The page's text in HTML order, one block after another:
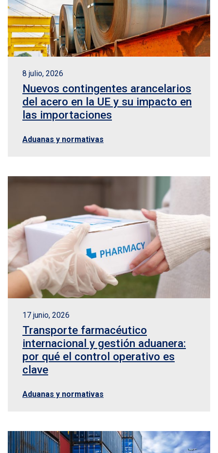
8 julio, 2026
Nuevos contingentes arancelarios
del acero en la UE y su impacto en
las importaciones
Aduanas y normativas
17 junio, 2026
Transporte farmacéutico
internacional y gestión aduanera:
por qué el control operativo es
clave
Aduanas y normativas